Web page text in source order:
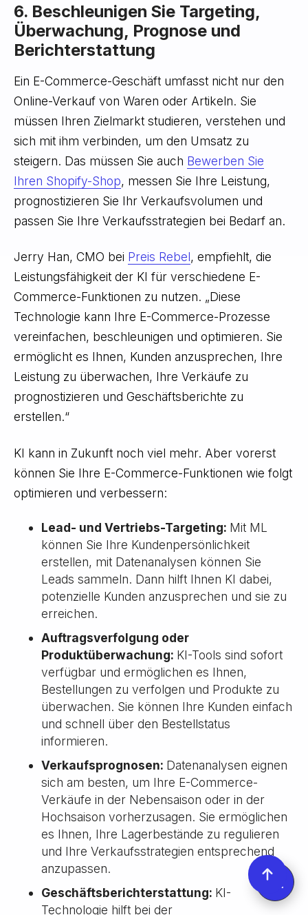
6. Beschleunigen Sie Targeting,
Überwachung, Prognose und
Berichterstattung
Ein E-Commerce-Geschäft umfasst nicht nur den
Online-Verkauf von Waren oder Artikeln. Sie
müssen Ihren Zielmarkt studieren, verstehen und
sich mit ihm verbinden, um den Umsatz zu
steigern. Das müssen Sie auch Bewerben Sie
Ihren Shopify-Shop, messen Sie Ihre Leistung,
prognostizieren Sie Ihr Verkaufsvolumen und
passen Sie Ihre Verkaufsstrategien bei Bedarf an.
Jerry Han, CMO bei Preis Rebel, empfiehlt, die
Leistungsfähigkeit der KI für verschiedene E-
Commerce-Funktionen zu nutzen. „Diese
Technologie kann Ihre E-Commerce-Prozesse
vereinfachen, beschleunigen und optimieren. Sie
ermöglicht es Ihnen, Kunden anzusprechen, Ihre
Leistung zu überwachen, Ihre Verkäufe zu
prognostizieren und Geschäftsberichte zu
erstellen.“
KI kann in Zukunft noch viel mehr. Aber vorerst
können Sie Ihre E-Commerce-Funktionen wie folgt
optimieren und verbessern:
Lead- und Vertriebs-Targeting: Mit ML
können Sie Ihre Kundenpersönlichkeit
erstellen, mit Datenanalysen können Sie
Leads sammeln. Dann hilft Ihnen KI dabei,
potenzielle Kunden anzusprechen und sie zu
erreichen.
Auftragsverfolgung oder
Produktüberwachung: KI-Tools sind sofort
verfügbar und ermöglichen es Ihnen,
Bestellungen zu verfolgen und Produkte zu
überwachen. Sie können Ihre Kunden einfach
und schnell über den Bestellstatus
informieren.
Verkaufsprognosen: Datenanalysen eignen
sich am besten, um Ihre E-Commerce-
Verkäufe in der Nebensaison oder in der
Hochsaison vorherzusagen. Sie ermöglichen
es Ihnen, Ihre Lagerbestände zu regulieren
und Ihre Verkaufsstrategien entsprechend
anzupassen.
Geschäftsberichterstattung: KI-
Technologie hilft bei der